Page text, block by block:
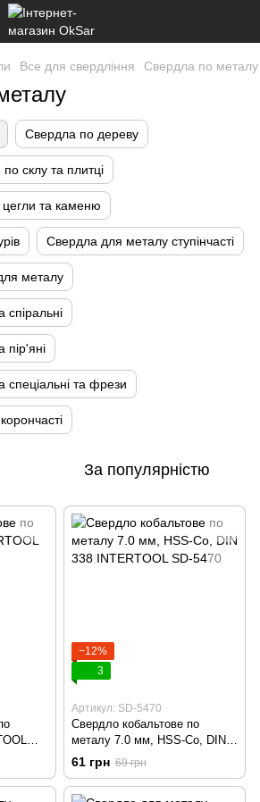
Все для свердління Свердла по металу
Свердла по дереву
склу та плитці
та каменю
Свердла для металу ступінчасті
металу
та фрези
За популярністю
−12%
3
Артикул: SD-5470
Свердло кобальтове по
металу 7.0 мм, HSS-Co, DIN
338 INTERTOOL SD-5470
61 грн 69 грн